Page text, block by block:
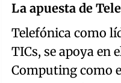
La apuesta de
Telefónica como
TICs, se apoya en
Computing como